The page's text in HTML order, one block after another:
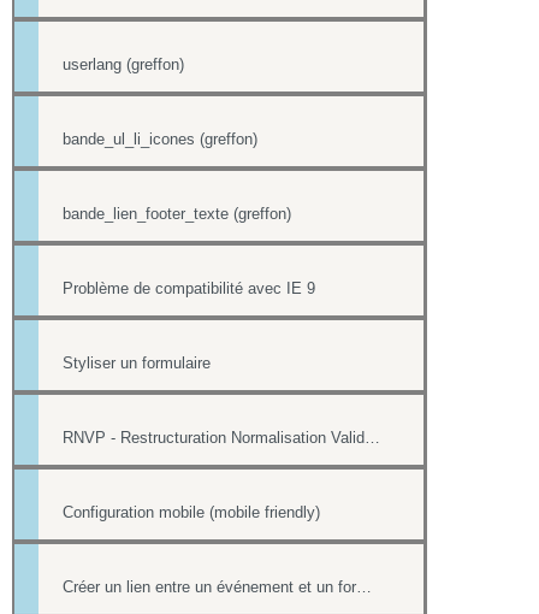
userlang (greffon)
bande_ul_li_icones (greffon)
bande_lien_footer_texte (greffon)
Problème de compatibilité avec IE 9
Styliser un formulaire
Configuration mobile (mobile friendly)